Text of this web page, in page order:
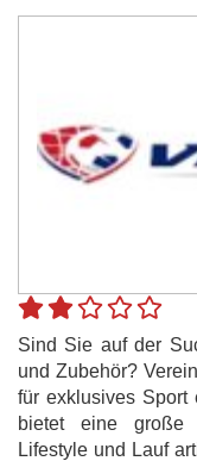
Sind Sie auf der
und Zubehör?
für exklusives Sport
bietet eine große
Lifestyle und Lauf